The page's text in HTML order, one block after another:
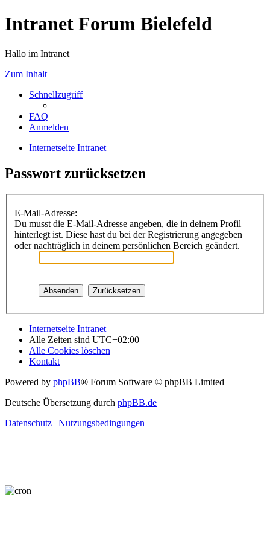
Intranet Forum Bielefeld
Hallo im Intranet
Zum Inhalt
Schnellzugriff
FAQ
Anmelden
Internetseite Intranet
Passwort zurücksetzen
E-Mail-Adresse:
Du musst die E-Mail-Adresse angeben, die in deinem Profil
hinterlegt ist. Diese hast du bei der Registrierung angegeben
oder nachträglich in deinem persönlichen Bereich geändert.
Internetseite Intranet
Alle Zeiten sind UTC+02:00
Alle Cookies löschen
Kontakt
Powered by phpBB® Forum Software © phpBB Limited
Deutsche Übersetzung durch phpBB.de
Datenschutz | Nutzungsbedingungen